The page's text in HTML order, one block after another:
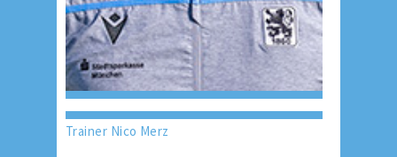
Trainer Nico Merz